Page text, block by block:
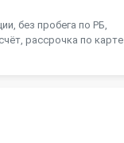
без пробега по РБ,
рассрочка по карте